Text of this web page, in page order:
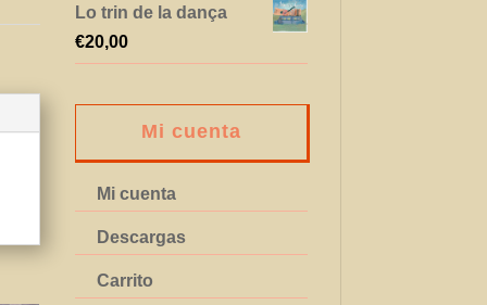
Lo trin de la dança
€20,00
Mi cuenta
Mi cuenta
Descargas
Carrito